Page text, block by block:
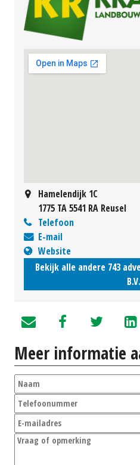
Hamelendijk 1C
1775 TA 5541 RA Reusel
Telefoon
E-mail
Website
Bekijk alle andere 743
B.V.
Meer informatie